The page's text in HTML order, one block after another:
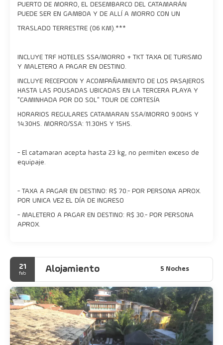
PUERTO DE MORRO, EL DESEMBARCO DEL CATAMARÁN
PUEDE SER EN GAMBOA Y DE ALLÍ A MORRO CON UN
TRASLADO TERRESTRE (06 KM).***
INCLUYE TRF HOTELES SSA/MORRO + TKT TAXA DE TURISMO
Y MALETERO A PAGAR EN DESTINO.
INCLUYE RECEPCION Y ACOMPAÑAMIENTO DE LOS PASAJEROS
HASTA LAS POUSADAS UBICADAS EN LA TERCERA PLAYA Y
"CAMINHADA POR DO SOL" TOUR DE CORTESÍA
HORARIOS REGULARES CATAMARAN SSA/MORRO 9.00HS Y
14.30HS. MORRO/SSA: 11.30HS Y 15HS.
- El catamaran acepta hasta 23 kg, no permiten exceso de
equipaje.
- TAXA A PAGAR EN DESTINO: R$ 70.- POR PERSONA APROX.
POR UNICA VEZ EL DÍA DE INGRESO
- MALETERO A PAGAR EN DESTINO: R$ 30.- POR PERSONA
APROX.
21
feb Alojamiento 5 Noches